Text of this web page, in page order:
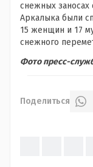
снежных заносах
Аркалыка были
15 женщин и 17
снежного
Фото пресс-
Поделиться